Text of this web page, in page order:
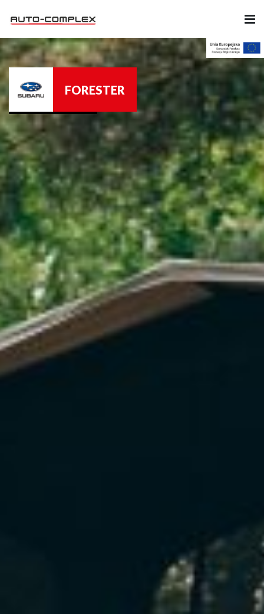
Samochody
Ubezpieczenia
Serwis
Części i Akcesoria
Firma
Likwidacja szkód
Kariera
Kontakt
Marka
FORESTER